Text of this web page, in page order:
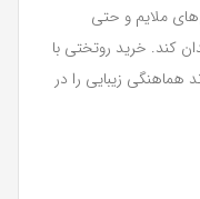
ملایم و حتی
کند. خرید روتختی با
زیبایی را در